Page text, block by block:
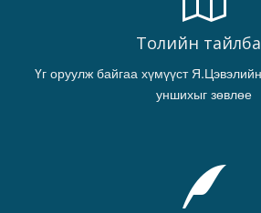
Толийн
Үг оруулж байгаа хүмүүст
уншихыг зөвлөе